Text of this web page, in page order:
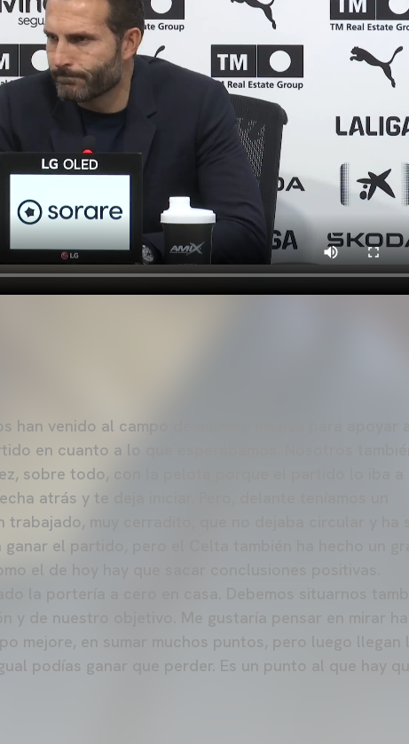
han venido al campo de manera masiva para apoyar a
en cuanto a lo que esperábamos. Nosotros también
sobre todo, con la pelota porque el partido lo iba a
atrás y te deja iniciar. Pero, delante teníamos un
muy cerradito, que no dejaba circular y ha
el partido, pero el Celta también ha hecho un
el de hoy hay que sacar conclusiones positivas.
la portería a cero en casa. Debemos situarnos
de nuestro objetivo. Me gustaría pensar en mirar
mejore, en sumar muchos puntos, pero luego llegan
podías ganar que perder. Es un punto al que hay que